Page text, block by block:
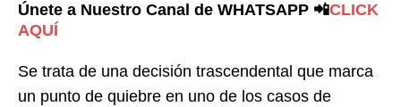
Únete a Nuestro Canal de WHATSAPP 📲CLICK
AQUÍ
Se trata de una decisión trascendental que marca
un punto de quiebre en uno de los casos de